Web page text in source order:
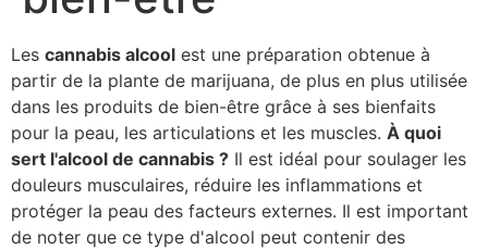
Les cannabis alcool est une préparation obtenue à
partir de la plante de marijuana, de plus en plus utilisée
dans les produits de bien-être grâce à ses bienfaits
pour la peau, les articulations et les muscles. À quoi
sert l'alcool de cannabis ? Il est idéal pour soulager les
douleurs musculaires, réduire les inflammations et
protéger la peau des facteurs externes. Il est important
de noter que ce type d'alcool peut contenir des